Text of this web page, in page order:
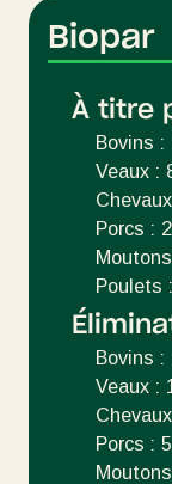
Biopar
À titre
Bovins :
Veaux :
Porcs :
Poulets
Bovins :
Veaux :
Porcs :